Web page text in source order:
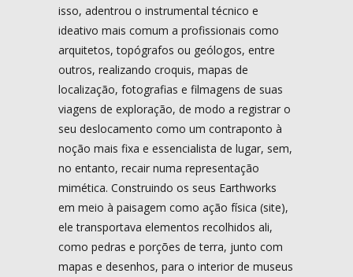
isso, adentrou o instrumental técnico e
ideativo mais comum a profissionais como
arquitetos, topógrafos ou geólogos, entre
outros, realizando croquis, mapas de
localização, fotografias e filmagens de suas
viagens de exploração, de modo a registrar o
seu deslocamento como um contraponto à
noção mais fixa e essencialista de lugar, sem,
no entanto, recair numa representação
mimética. Construindo os seus Earthworks
em meio à paisagem como ação física (site),
ele transportava elementos recolhidos ali,
como pedras e porções de terra, junto com
mapas e desenhos, para o interior de museus